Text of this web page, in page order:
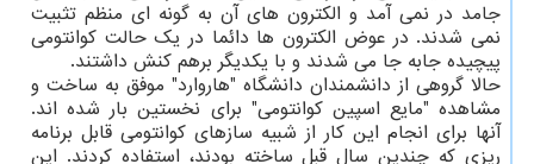
جامد در نمی آمد و الکترون های آن به گونه ای منظم تثبیت
نمی شدند. در عوض الکترون ها دائما در یک حالت کوانتومی
پیچیده جابه جا می شدند و با یکدیگر برهم کنش داشتند.
حالا گروهی از دانشمندان دانشگاه "هاروارد" موفق به ساخت و
مشاهده "مایع اسپین کوانتومی" برای نخستین بار شده اند.
آنها برای انجام این کار از شبیه سازهای کوانتومی قابل برنامه
ریزی که چندین سال قبل ساخته بودند، استفاده کردند. این